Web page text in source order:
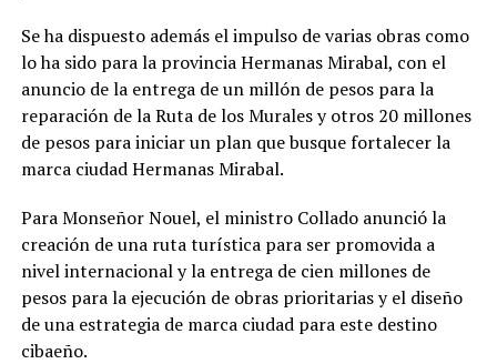
Se ha dispuesto además el impulso de varias obras como
lo ha sido para la provincia Hermanas Mirabal, con el
anuncio de la entrega de un millón de pesos para la
reparación de la Ruta de los Murales y otros 20 millones
de pesos para iniciar un plan que busque fortalecer la
marca ciudad Hermanas Mirabal.
Para Monseñor Nouel, el ministro Collado anunció la
creación de una ruta turística para ser promovida a
nivel internacional y la entrega de cien millones de
pesos para la ejecución de obras prioritarias y el diseño
de una estrategia de marca ciudad para este destino
cibaeño.